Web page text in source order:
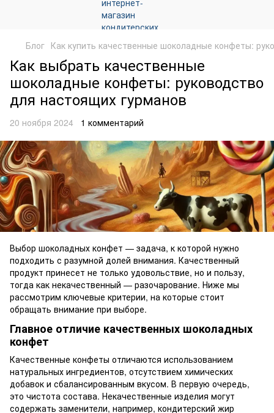
Блог Как купить качественные шоколадные конфеты:
Как выбрать качественные
шоколадные конфеты: руководство
для настоящих гурманов
20 ноября 2024 1 комментарий
Выбор шоколадных конфет — задача, к которой нужно
подходить с разумной долей внимания. Качественный
продукт принесет не только удовольствие, но и пользу,
тогда как некачественный — разочарование. Ниже мы
рассмотрим ключевые критерии, на которые стоит
обращать внимание при выборе.
Главное отличие качественных шоколадных
конфет
Качественные конфеты отличаются использованием
натуральных ингредиентов, отсутствием химических
добавок и сбалансированным вкусом. В первую очередь,
это чистота состава. Некачественные изделия могут
содержать заменители, например, кондитерский жир